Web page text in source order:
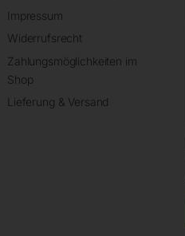
Impressum
Widerrufsrecht
Zahlungsmöglichkeiten im
Shop
Lieferung & Versand